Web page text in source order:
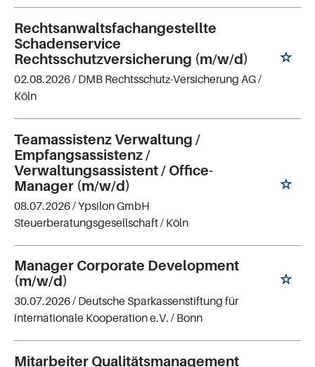
Rechtsanwaltsfachangestellte
Schadenservice
Rechtsschutzversicherung (m/w/d)
02.08.2026 / DMB Rechtsschutz-Versicherung AG/
Köln
Teamassistenz Verwaltung /
Empfangsassistenz /
Verwaltungsassistent / Office-
Manager (m/w/d)
08.07.2026 /Ypsilon GmbH
Steuerberatungsgesellschaft/ Köln
Manager Corporate Development
(m/w/d)
30.07.2026 / Deutsche Sparkassenstiftung für
internationale Kooperation e.V. / Bonn
Mitarbeiter Qualitätsmanagement